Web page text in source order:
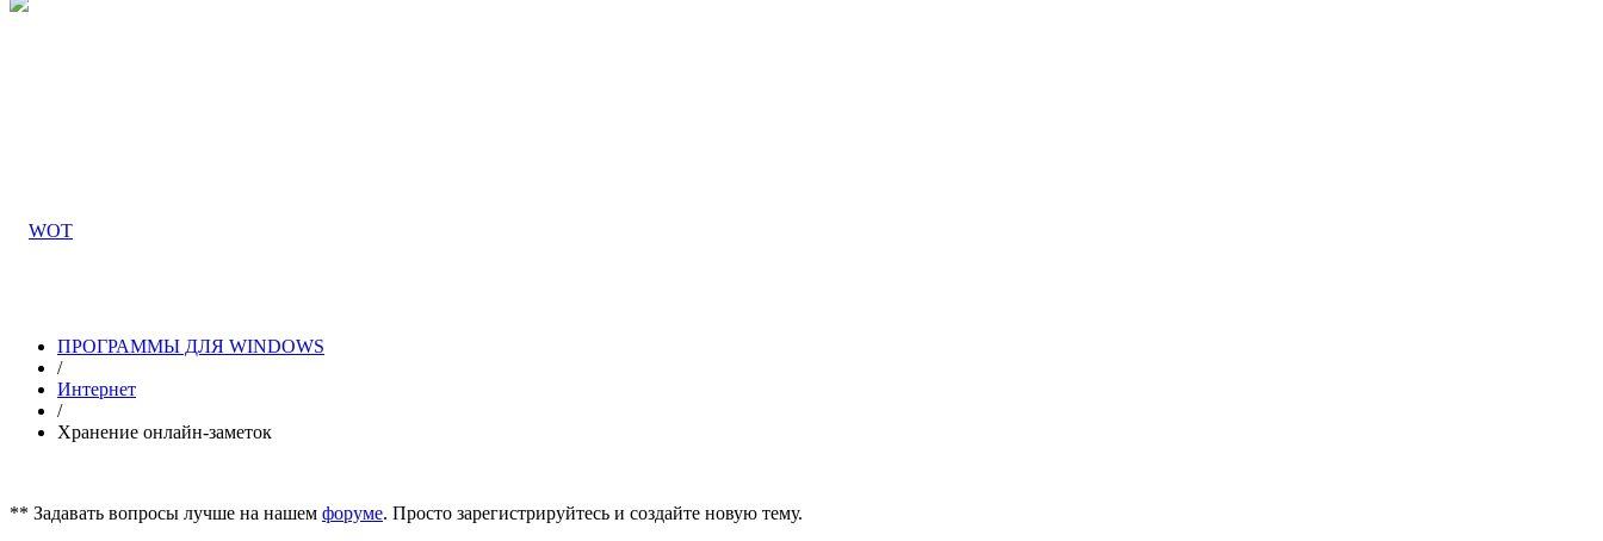
ПРОГРАММЫ ДЛЯ WINDOWS
/
Интернет
/
Хранение онлайн-заметок
** Задавать вопросы лучше на нашем форуме. Просто зарегистрируйтесь и создайте новую тему.